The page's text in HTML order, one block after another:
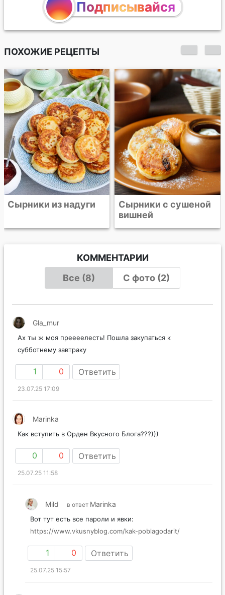
Подписывайся
ПОХОЖИЕ РЕЦЕПТЫ
Сырники с сушеной
Львовский сырник с
изюмом
КОММЕНТАРИИ
Все (8)
С фото (2)
Gla_mur
Ах ты ж моя преееелесть! Пошла закупаться к
субботнему завтраку
1 0 Ответить
23.07.25 17:09
Marinka
Как вступить в Орден Вкусного Блога???)))
0 0 Ответить
25.07.25 11:58
Mild в ответ Marinka
Вот тут есть все пароли и явки:
https://www.vkusnyblog.com/kak-poblagodarit/
1 0 Ответить
25.07.25 15:57